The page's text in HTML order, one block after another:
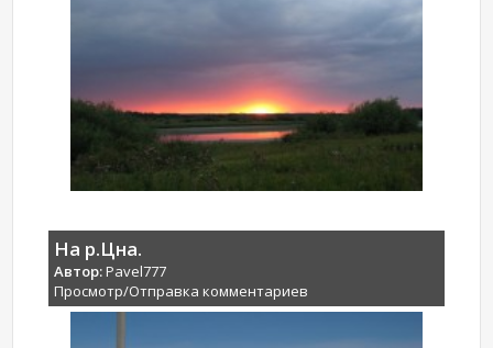
На р.Цна.
Автор:Pavel777
Просмотр/Отправка комментариев